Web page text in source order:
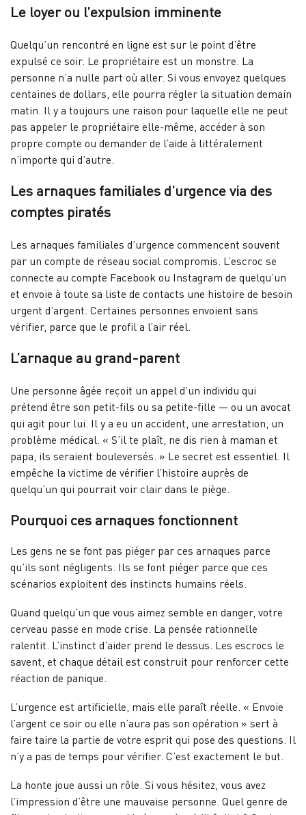
Le loyer ou l’expulsion imminente
Quelqu’un rencontré en ligne est sur le point d’être
expulsé ce soir. Le propriétaire est un monstre. La
personne n’a nulle part où aller. Si vous envoyez quelques
centaines de dollars, elle pourra régler la situation demain
matin. Il y a toujours une raison pour laquelle elle ne peut
pas appeler le propriétaire elle-même, accéder à son
propre compte ou demander de l’aide à littéralement
n’importe qui d’autre.
Les arnaques familiales d’urgence via des
comptes piratés
Les arnaques familiales d’urgence commencent souvent
par un compte de réseau social compromis. L’escroc se
connecte au compte Facebook ou Instagram de quelqu’un
et envoie à toute sa liste de contacts une histoire de besoin
urgent d’argent. Certaines personnes envoient sans
vérifier, parce que le profil a l’air réel.
L’arnaque au grand-parent
Une personne âgée reçoit un appel d’un individu qui
prétend être son petit-fils ou sa petite-fille — ou un avocat
qui agit pour lui. Il y a eu un accident, une arrestation, un
problème médical. « S’il te plaît, ne dis rien à maman et
papa, ils seraient bouleversés. » Le secret est essentiel. Il
empêche la victime de vérifier l’histoire auprès de
quelqu’un qui pourrait voir clair dans le piège.
Pourquoi ces arnaques fonctionnent
Les gens ne se font pas piéger par ces arnaques parce
qu’ils sont négligents. Ils se font piéger parce que ces
scénarios exploitent des instincts humains réels.
Quand quelqu’un que vous aimez semble en danger, votre
cerveau passe en mode crise. La pensée rationnelle
ralentit. L’instinct d’aider prend le dessus. Les escrocs le
savent, et chaque détail est construit pour renforcer cette
réaction de panique.
L’urgence est artificielle, mais elle paraît réelle. « Envoie
l’argent ce soir ou elle n’aura pas son opération » sert à
faire taire la partie de votre esprit qui pose des questions. Il
n’y a pas de temps pour vérifier. C’est exactement le but.
La honte joue aussi un rôle. Si vous hésitez, vous avez
l’impression d’être une mauvaise personne. Quel genre de